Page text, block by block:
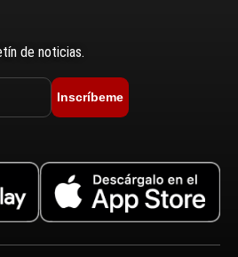
de noticias.
Inscríbeme